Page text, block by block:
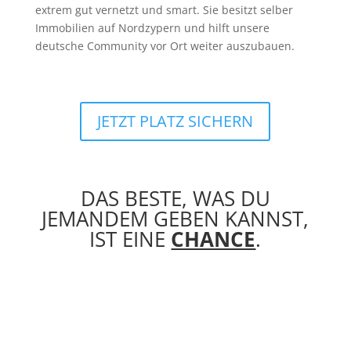
extrem gut vernetzt und smart. Sie besitzt selber
Immobilien auf Nordzypern und hilft unsere
deutsche Community vor Ort weiter auszubauen.
JETZT PLATZ SICHERN
DAS BESTE, WAS DU
JEMANDEM GEBEN KANNST,
IST EINE CHANCE.